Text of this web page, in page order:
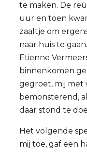
te maken. De
uur en toen
zaaltje om
naar huis te
Etienne
binnenkomen
gegroet, mij met
bemonsterend,
daar stond te
Het volgende
mij toe, gaf een